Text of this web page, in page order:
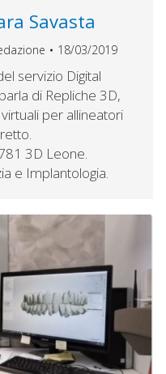
Savasta
18/03/2019
servizio Digital
di Repliche 3D,
per allineatori
3D Leone.
e Implantologia.